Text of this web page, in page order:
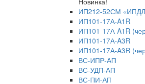
ИП212-52СМ
ИП101-17А-A1R
ИП101-17А-A1R
ИП101-17А-A3R
ИП101-17А-A3R
ВС-ИПР-АП
ВС-УДП-АП
ВС-ПИ-АП